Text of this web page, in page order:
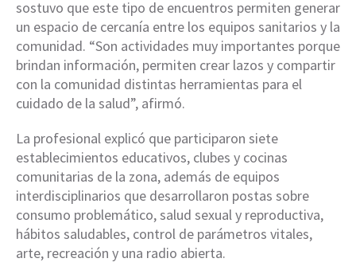
sostuvo que este tipo de encuentros permiten generar
un espacio de cercanía entre los equipos sanitarios y la
comunidad. “Son actividades muy importantes porque
brindan información, permiten crear lazos y compartir
con la comunidad distintas herramientas para el
cuidado de la salud”, afirmó.
La profesional explicó que participaron siete
establecimientos educativos, clubes y cocinas
comunitarias de la zona, además de equipos
interdisciplinarios que desarrollaron postas sobre
consumo problemático, salud sexual y reproductiva,
hábitos saludables, control de parámetros vitales,
arte, recreación y una radio abierta.